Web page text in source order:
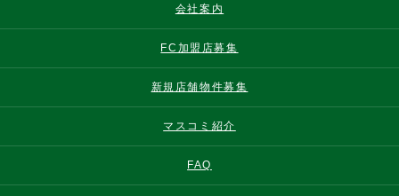
会社案内
FC加盟店募集
新規店舗物件募集
マスコミ紹介
FAQ